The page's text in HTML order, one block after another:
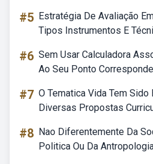
#5 Estratégia De Avaliação
Tipos Instrumentos E
#6 Sem Usar Calculadora
Ao Seu Ponto
#7 O Tematica Vida Tem
Diversas Propostas
#8 Nao Diferentemente Da
Politica Ou Da